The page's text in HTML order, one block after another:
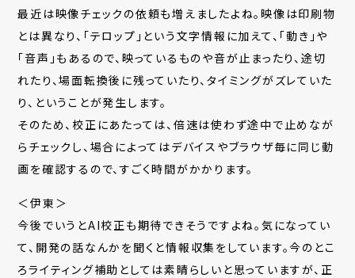
最近は映像チェックの依頼も増えましたよね。映像は印刷物
とは異なり、「テロップ」という文字情報に加えて、「動き」や
「音声」もあるので、映っているものや音が止まったり、途切
れたり、場面転換後に残っていたり、タイミングがズレていた
り、ということが発生します。
そのため、校正にあたっては、倍速は使わず途中で止めなが
らチェックし、場合によってはデバイスやブラウザ毎に同じ動
画を確認するので、すごく時間がかかります。
＜伊東＞
今後でいうとAI校正も期待できそうですよね。気になってい
て、開発の話なんかを聞くと情報収集をしています。今のとこ
ろライティング補助としては素晴らしいと思っていますが、正